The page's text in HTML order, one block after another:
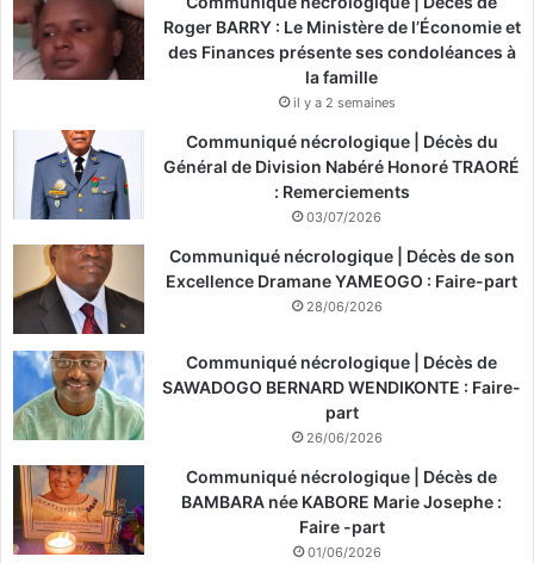
Roger BARRY : Le Ministère de l’Économie et
des Finances présente ses condoléances à
la famille
il y a 2 semaines
Communiqué nécrologique | Décès du
Général de Division Nabéré Honoré TRAORÉ
: Remerciements
03/07/2026
Communiqué nécrologique | Décès de son
Excellence Dramane YAMEOGO : Faire-part
28/06/2026
Communiqué nécrologique | Décès de
SAWADOGO BERNARD WENDIKONTE : Faire-
part
26/06/2026
Communiqué nécrologique | Décès de
BAMBARA née KABORE Marie Josephe :
Faire -part
01/06/2026